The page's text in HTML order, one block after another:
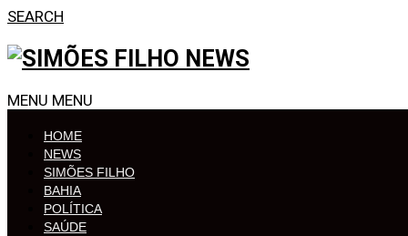
SEARCH
MENU MENU
HOME
NEWS
SIMÕES FILHO
BAHIA
POLÍTICA
SAÚDE